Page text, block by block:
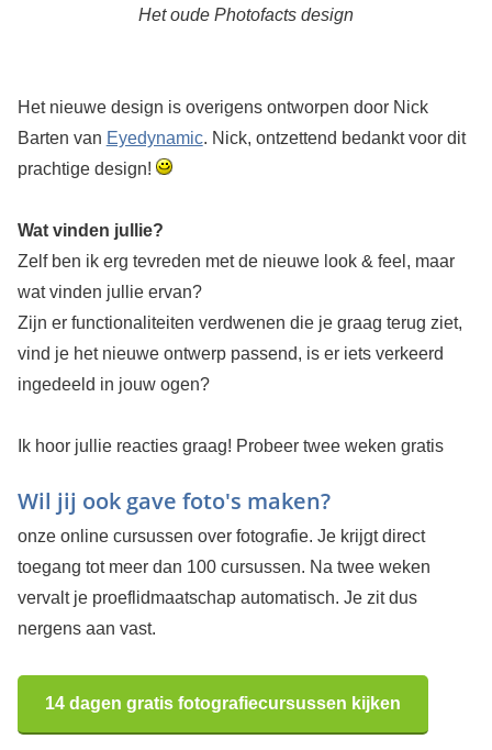
Het oude Photofacts design
Het nieuwe design is overigens ontworpen door Nick
Barten van Eyedynamic. Nick, ontzettend bedankt voor dit
prachtige design!
Wat vinden jullie?
Zelf ben ik erg tevreden met de nieuwe look & feel, maar
wat vinden jullie ervan?
Zijn er functionaliteiten verdwenen die je graag terug ziet,
vind je het nieuwe ontwerp passend, is er iets verkeerd
ingedeeld in jouw ogen?
Ik hoor jullie reacties graag!
Wil jij ook gave foto's maken?
Probeer twee weken gratis
onze online cursussen over fotografie. Je krijgt direct
toegang tot meer dan 100 cursussen. Na twee weken
vervalt je proeflidmaatschap automatisch. Je zit dus
nergens aan vast.
14 dagen gratis fotografiecursussen kijken